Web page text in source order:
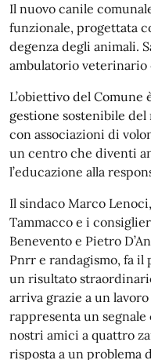
Il nuovo canile
funzionale, progettata
degenza degli animali.
ambulatorio veterinario
L’obiettivo del
gestione sostenibile
con associazioni di
un centro che diventi
l’educazione alla
Il sindaco Marco
Tammacco e i
Benevento e Pietro
Pnrr e randagismo, fa
un risultato
arriva grazie a un
rappresenta un
nostri amici a quattro
risposta a un problema